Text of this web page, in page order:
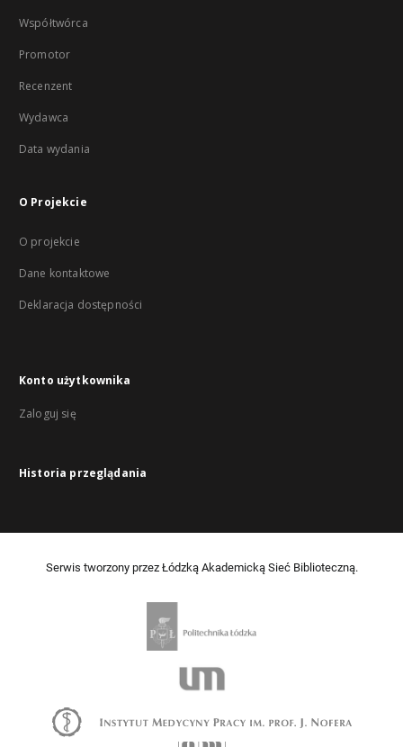
Współtwórca
Promotor
Recenzent
Wydawca
Data wydania
O Projekcie
O projekcie
Dane kontaktowe
Deklaracja dostępności
Konto użytkownika
Zaloguj się
Historia przeglądania
Serwis tworzony przez Łódzką Akademicką Sieć Biblioteczną.